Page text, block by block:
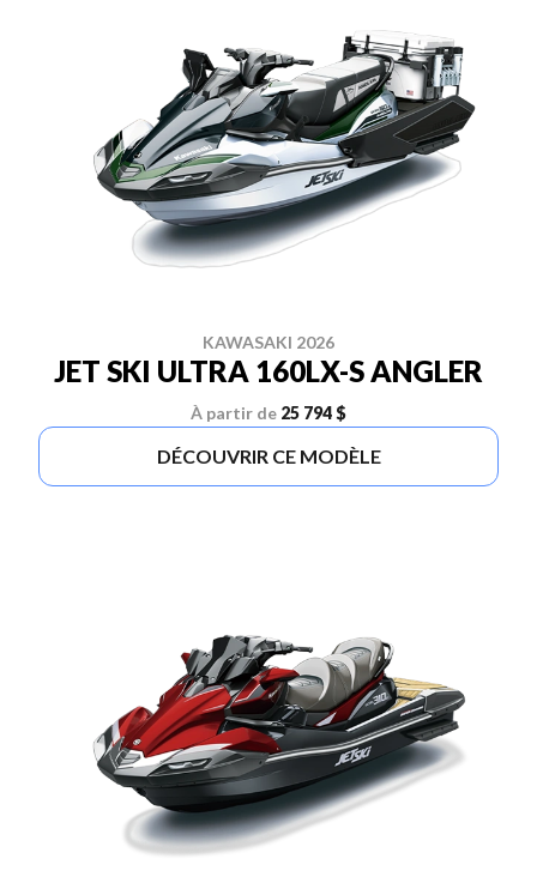
KAWASAKI 2026
JET SKI ULTRA 160LX-S ANGLER
À partir de 25 794 $
DÉCOUVRIR CE MODÈLE